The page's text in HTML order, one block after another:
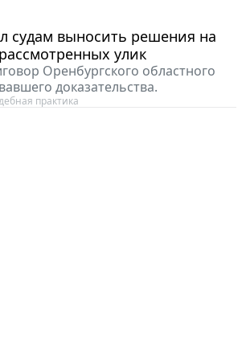
улик
Оренбургского областного
доказательства.
практика